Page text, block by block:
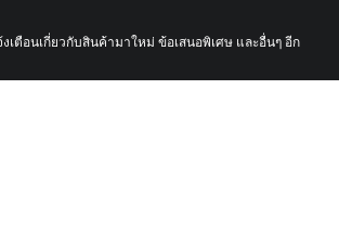
งเตือนเกี่ยวกับสินค้ามาใหม่ ข้อเสนอพิเศษ และอื่นๆ อีก